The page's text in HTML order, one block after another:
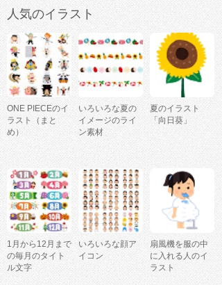
人気のイラスト
ONE PIECEのイ
ラスト（まと
め）
いろいろな夏の
イメージのライ
ン素材
夏のイラスト
「向日葵」
1月から12月まで
の毎月のタイト
ル文字
いろいろな顔ア
イコン
扇風機を服の中
に入れる人のイ
ラスト